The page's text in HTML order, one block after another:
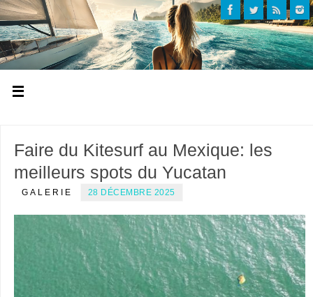
Faire du Kitesurf au Mexique: les
meilleurs spots du Yucatan
GALERIE 28 DÉCEMBRE 2025